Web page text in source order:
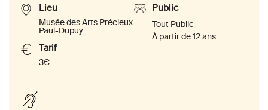
Lieu
Musée des Arts Précieux
Paul-Dupuy
Public
Tout Public
À partir de 12 ans
Tarif
3€